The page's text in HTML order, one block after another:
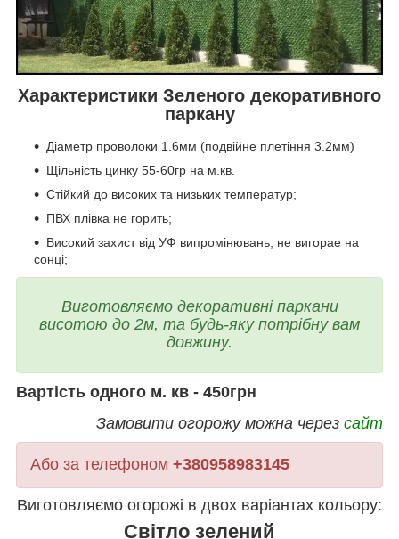
Характеристики Зеленого декоративного
паркану
Діаметр проволоки 1.6мм (подвійне плетіння 3.2мм)
Щільність цинку 55-60гр на м.кв.
Стійкий до високих та низьких температур;
ПВХ плівка не горить;
Високий захист від УФ випромінювань, не вигорае на
сонці;
Виготовляємо декоративні паркани
висотою до 2м, та будь-яку потрібну вам
довжину.
Вартість одного м. кв - 450грн
Замовити огорожу можна через сайт
Або за телефоном +380958983145
Виготовляємо огорожі в двох варіантах кольору:
Світло зелений